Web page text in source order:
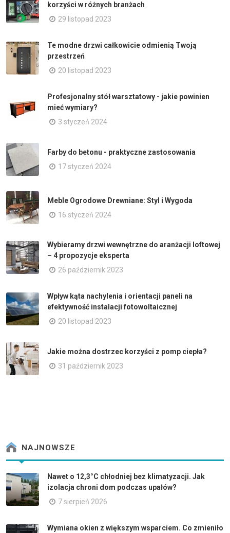
korzyści w różnych branżach
29 listopad 2023
Te modne drzwi całkowicie odmienią Twoją
przestrzeń
20 listopad 2023
Profesjonalny stół warsztatowy - jakie powinien
mieć wymiary?
3 styczeń 2024
Farby do betonu - praktyczne zastosowania
17 styczeń 2024
Meble Ogrodowe Drewniane: Styl i Wygoda
16 styczeń 2024
Wybieramy drzwi wewnętrzne do aranżacji loftowej
– 4 propozycje eksperta
26 październik 2023
Wpływ kąta nachylenia i orientacji paneli na
efektywność instalacji fotowoltaicznej
20 listopad 2023
Jakie można dostrzec korzyści z pomp ciepła?
31 październik 2023
NAJNOWSZE
Nawet o 12,3°C chłodniej bez klimatyzacji. Jak
izolacja chroni dom podczas upałów?
7 sierpień 2026
Wymiana okien z większym wsparciem. Co zmieniło